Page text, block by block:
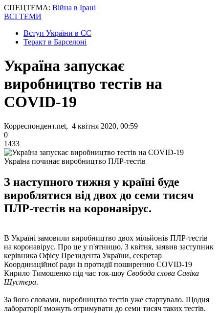
СПЕЦТЕМА: Війна в Ірані
ВСІ ТЕМИ
Вступ України в ЄС
Теракт в Барселоні
Україна запускає
виробництво тестів на
COVID-19
Корреспондент.net, 4 квітня 2020, 00:59
0
1433
Україна починає виробництво ПЛР-тестів
З наступного тижня у країні буде
вироблятися від двох до семи тисяч
ПЛР-тестів на коронавірус.
В Україні замовили виробництво двох мільйонів ПЛР-тестів
на коронавірус. Про це у п'ятницю, 3 квітня, заявив заступник
керівника Офісу Президента України, секретар
Координаційної ради із протидії поширенню COVID-19
Кирило Тимошенко під час ток-шоу Свобода слова Савіка
Шустера.
За його словами, виробництво тестів уже стартувало. Щодня
лабораторії зможуть отримувати до семи тисяч таких тестів.